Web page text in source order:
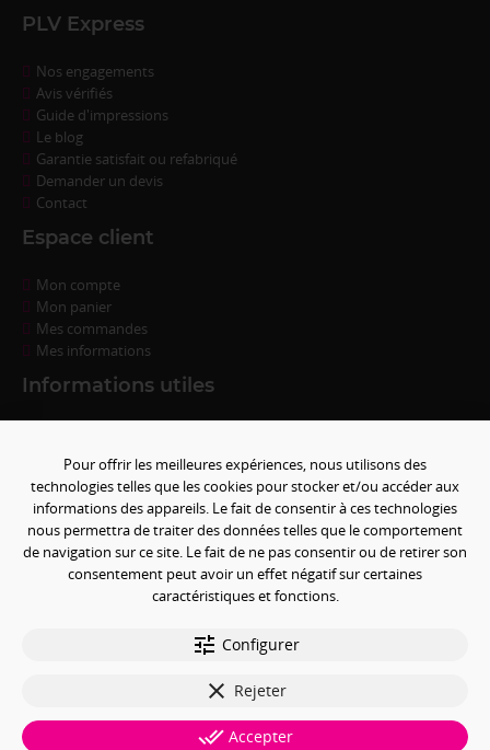
PLV Express
Nos engagements
Avis vérifiés
Guide d'impressions
Le blog
Garantie satisfait ou refabriqué
Demander un devis
Contact
Espace client
Mon compte
Mon panier
Mes commandes
Mes informations
Informations utiles
Conditions de règlement
Livraison
Conditions générales de ventes
Politique de confidentialité
Mentions légales
Paramétrer les cookies
Pour offrir les meilleures expériences, nous utilisons des
technologies telles que les cookies pour stocker et/ou accéder aux
informations des appareils. Le fait de consentir à ces technologies
nous permettra de traiter des données telles que le comportement
de navigation sur ce site. Le fait de ne pas consentir ou de retirer son
consentement peut avoir un effet négatif sur certaines
caractéristiques et fonctions.
tune Configurer
clear Rejeter
done_all Accepter